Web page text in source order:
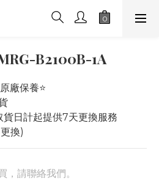
B2100B-1A
廠保養⭐️
日計起提供7天更換服務
換)
，請聯絡我們。